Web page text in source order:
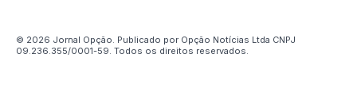
© 2026 Jornal Opção. Publicado por Opção Notícias Ltda CNPJ
09.236.355/0001-59. Todos os direitos reservados.